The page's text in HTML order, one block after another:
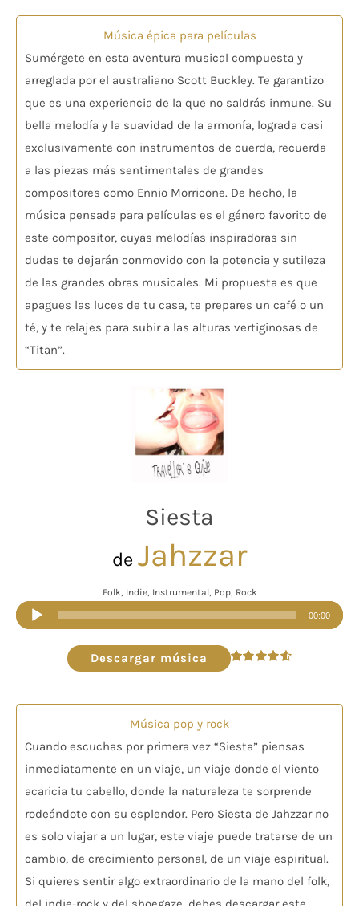
Música épica para películas
Sumérgete en esta aventura musical compuesta y
arreglada por el australiano Scott Buckley. Te garantizo
que es una experiencia de la que no saldrás inmune. Su
bella melodía y la suavidad de la armonía, lograda casi
exclusivamente con instrumentos de cuerda, recuerda
a las piezas más sentimentales de grandes
compositores como Ennio Morricone. De hecho, la
música pensada para películas es el género favorito de
este compositor, cuyas melodías inspiradoras sin
dudas te dejarán conmovido con la potencia y sutileza
de las grandes obras musicales. Mi propuesta es que
apagues las luces de tu casa, te prepares un café o un
té, y te relajes para subir a las alturas vertiginosas de
“Titan”.
Siesta
de Jahzzar
Folk, Indie, Instrumental, Pop, Rock
Reproductor
de
audio
00:00
Descargar música
Música pop y rock
Cuando escuchas por primera vez “Siesta” piensas
inmediatamente en un viaje, un viaje donde el viento
acaricia tu cabello, donde la naturaleza te sorprende
rodeándote con su esplendor. Pero Siesta de Jahzzar no
es solo viajar a un lugar, este viaje puede tratarse de un
cambio, de crecimiento personal, de un viaje espiritual.
Si quieres sentir algo extraordinario de la mano del folk,